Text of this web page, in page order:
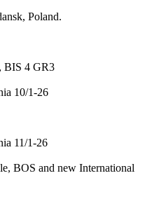
Poland.
BIS 4 GR3
10/1-26
11/1-26
BOS and new International